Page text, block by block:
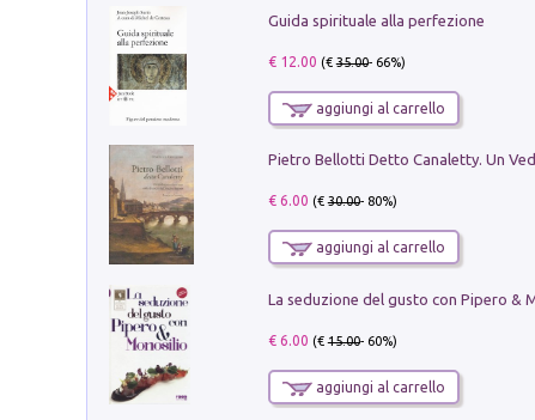
Guida spirituale alla perfezione
€ 12.00 (€35.00- 66%)
aggiungi al carrello
€ 6.00 (€30.00- 80%)
aggiungi al carrello
€ 6.00 (€15.00- 60%)
aggiungi al carrello